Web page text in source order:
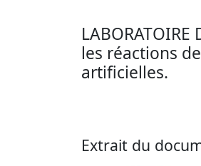
les réactions
artificielles.
Extrait du